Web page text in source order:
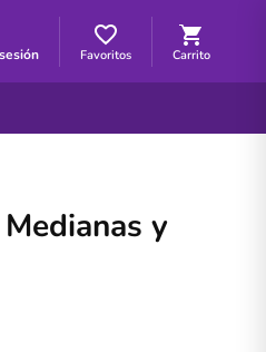
Favoritos Carrito
y